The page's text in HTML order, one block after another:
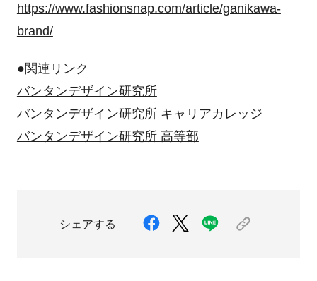
https://www.fashionsnap.com/article/ganikawa-
brand/
●関連リンク
バンタンデザイン研究所
バンタンデザイン研究所 キャリアカレッジ
バンタンデザイン研究所 高等部
シェアする